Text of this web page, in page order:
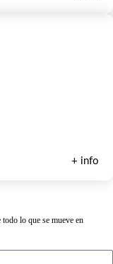
+ info
lo que se mueve en